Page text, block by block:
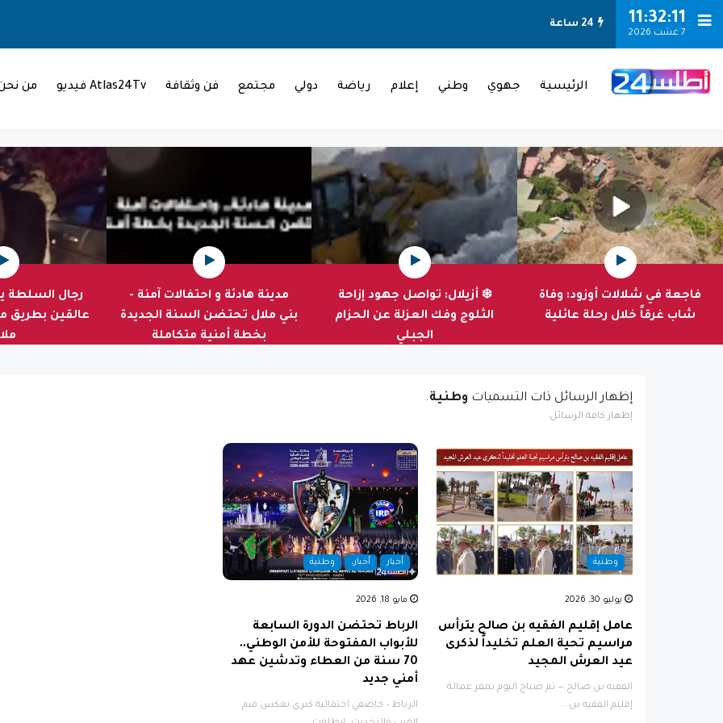
11:32:12
7 غشت 2026
24 ساعة
الرئيسية جهوي وطني إعلام رياضة دولي مجتمع فن وثقافة Atlas24Tv فيديو من
فاجعة في شلالات أوزود: وفاة
شاب غرقاً خلال رحلة عائلية
❄️ أزيلال: تواصل جهود إزاحة
الثلوج وفك العزلة عن الحزام
الجبلي
مدينة هادئة و احتفالات آمنة -
بني ملال تحتضن السنة الجديدة
بخطة أمنية متكاملة
رجال السلطة
عالقين بطريق
‏إظهار الرسائل ذات التسميات وطنية.
إظهار كافة الرسائل
وطنية
يوليو 30, 2026
عامل إقليم الفقيه بن صالح يترأس
مراسيم تحية العلم تخليداً لذكرى
عيد العرش المجيد
​الفقيه بن صالح — تم صباح اليوم بمقر عمالة
إقليم الفقيه بن...
أخبار أخبار، وطنية
مايو 18, 2026
الرباط تحتضن الدورة السابعة
للأبواب المفتوحة للأمن الوطني..
70 سنة من العطاء وتدشين عهد
أمني جديد
​الرباط – خاص​في احتفالية كبرى تعكس قيم